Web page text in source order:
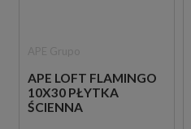
APE LOFT FLAMINGO
10X30 PŁYTKA
ŚCIENNA